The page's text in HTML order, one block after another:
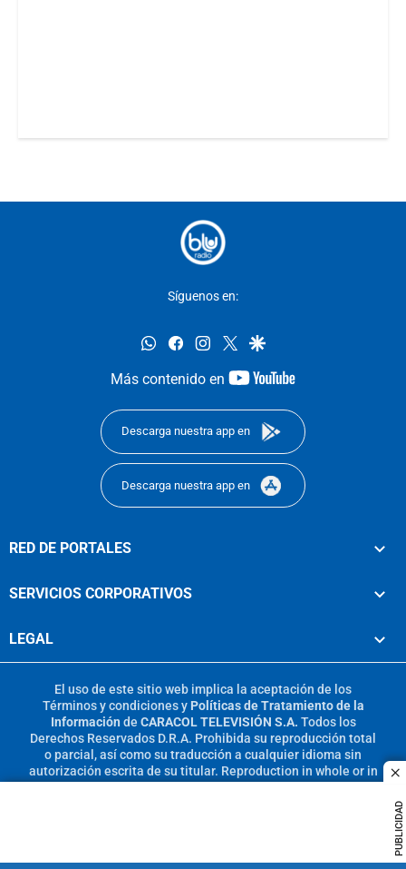
PUBLICIDAD
Síguenos en:
whatsappfacebookinstagram
twittergoogle
Más contenido en
youtube-
Descarga nuestra app en
Descarga nuestra app en
RED DE PORTALES
SERVICIOS CORPORATIVOS
LEGAL
El uso de este sitio web implica la aceptación de los
Términos y condicionesy Políticas de Tratamiento de la
Información de CARACOL TELEVISIÓN S.A. Todos los
Derechos Reservados D.R.A. Prohibida su reproducción total
o parcial, así como su traducción a cualquier idioma sin
autorización escrita de su titular. Reproduction in whole or in